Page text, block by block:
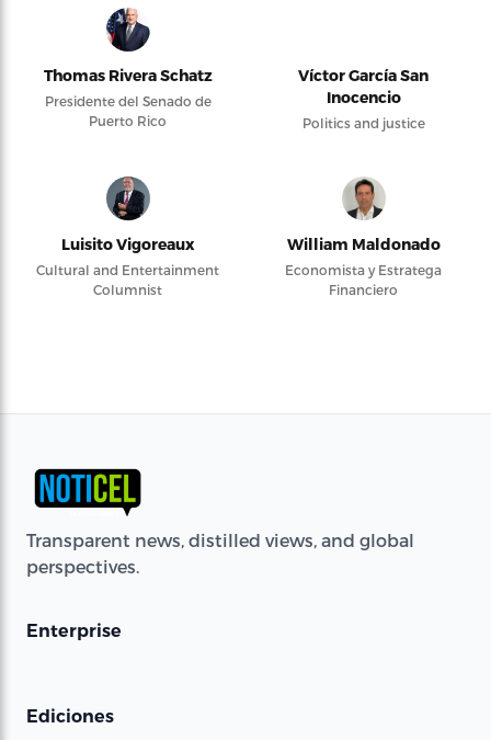
Thomas Rivera Schatz
Presidente del Senado de
Puerto Rico
Víctor García San
Inocencio
Politics and justice
Luisito Vigoreaux
Cultural and Entertainment
Columnist
William Maldonado
Economista y Estratega
Financiero
Transparent news, distilled views, and global
perspectives.
Enterprise
Ediciones